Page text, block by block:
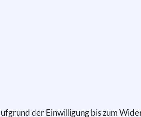
der Einwilligung bis zum